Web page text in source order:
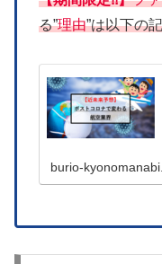
る”理由”は以下の
burio-